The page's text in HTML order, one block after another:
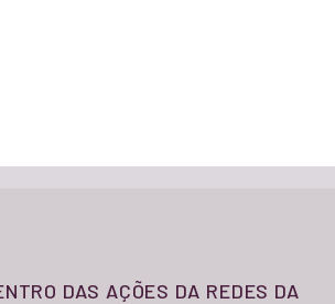
DAS AÇÕES DA REDES DA